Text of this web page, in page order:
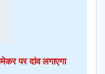
पर दांव लगाएगा